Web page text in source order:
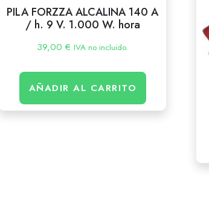
PILA FORZZA ALCALINA 140 A
/ h. 9 V. 1.000 W. hora
39,00€ IVA no incluido.
AÑADIR AL CARRITO